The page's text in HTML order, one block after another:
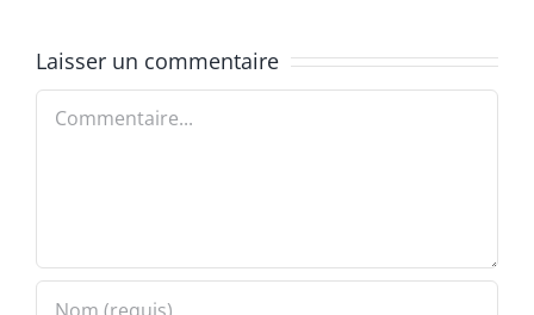
Laisser un commentaire
Commentaire